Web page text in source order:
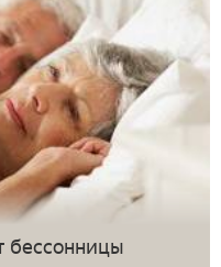
бессонницы